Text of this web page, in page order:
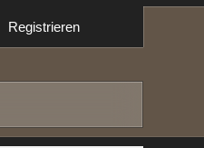
Registrieren